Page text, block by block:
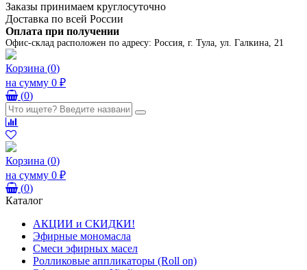
Заказы принимаем круглосуточно
Доставка по всей России
Оплата при получении
Офис-склад расположен по адресу: Россия, г. Тула, ул. Галкина, 21
Корзина (0)
на сумму 0 ₽
(0)
Корзина (0)
на сумму 0 ₽
(0)
Каталог
АКЦИИ и СКИДКИ!
Эфирные мономасла
Смеси эфирных масел
Ролликовые аппликаторы (Roll on)